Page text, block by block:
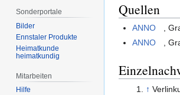
Quellen
ANNO
,
ANNO
,
↑
Sonderportale
Bilder
Ennstaler Produkte
Heimatkunde
heimatkundig
Mitarbeiten
Hilfe